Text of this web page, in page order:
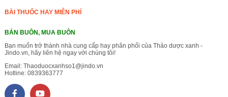
BÀI THUỐC HAY MIỄN PHÍ
BÁN BUÔN, MUA BUÔN
Bạn muốn trở thành nhà cung cấp hay phân phối của Thảo dược xanh -
Jindo.vn, hãy liên hệ ngay với chúng tôi!
Email: Thaoduocxanhso1@jindo.vn
Hotline: 0839363777